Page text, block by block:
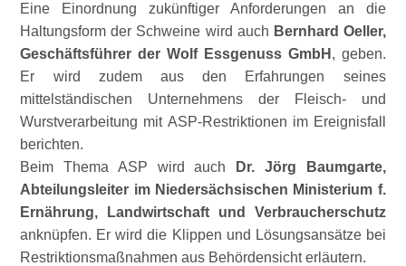
Eine Einordnung zukünftiger Anforderungen an die
Haltungsform der Schweine wird auch Bernhard Oeller,
Geschäftsführer der Wolf Essgenuss GmbH , geben.
Er wird zudem aus den Erfahrungen seines
mittelständischen Unternehmens der Fleisch- und
Wurstverarbeitung mit ASP-Restriktionen im Ereignisfall
berichten.
Beim Thema ASP wird auch
Dr. Jörg Baumgarte,
Abteilungsleiter im Niedersächsischen Ministerium f.
Ernährung, Landwirtschaft und Verbraucherschutz
anknüpfen. Er wird die Klippen und Lösungsansätze bei
Restriktionsmaßnahmen aus Behördensicht erläutern.